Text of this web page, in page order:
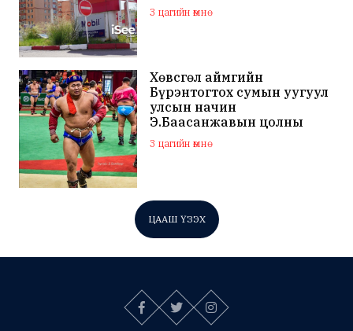
3 цагийн өмнө
Хөвсгөл аймгийн
Бүрэнтогтох сумын уугуул
улсын начин
Э.Баасанжавын цолны
мялаалга наадам эхэллээ
3 цагийн өмнө
ЦААШ ҮЗЭХ